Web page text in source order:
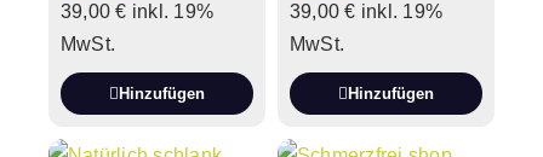
39,00€ inkl. 19%
MwSt.
Hinzufügen
39,00€ inkl. 19%
MwSt.
Hinzufügen